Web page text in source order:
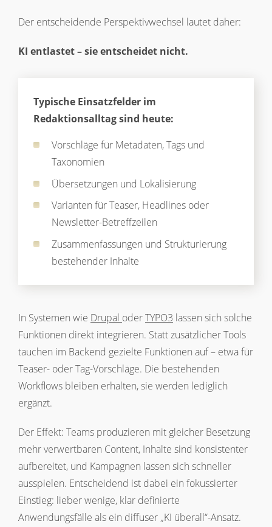
Der entscheidende Perspektivwechsel lautet daher:
KI entlastet – sie entscheidet nicht.
Typische Einsatzfelder im
Redaktionsalltag sind heute:
Vorschläge für Metadaten, Tags und
Taxonomien
Übersetzungen und Lokalisierung
Varianten für Teaser, Headlines oder
Newsletter-Betreffzeilen
Zusammenfassungen und Strukturierung
bestehender Inhalte
In Systemen wie Drupal oderTYPO3 lassen sich solche
Funktionen direkt integrieren. Statt zusätzlicher Tools
tauchen im Backend gezielte Funktionen auf – etwa für
Teaser- oder Tag-Vorschläge. Die bestehenden
Workflows bleiben erhalten, sie werden lediglich
ergänzt.
Der Effekt: Teams produzieren mit gleicher Besetzung
mehr verwertbaren Content, Inhalte sind konsistenter
aufbereitet, und Kampagnen lassen sich schneller
ausspielen. Entscheidend ist dabei ein fokussierter
Einstieg: lieber wenige, klar definierte
Anwendungsfälle als ein diffuser „KI überall“-Ansatz.